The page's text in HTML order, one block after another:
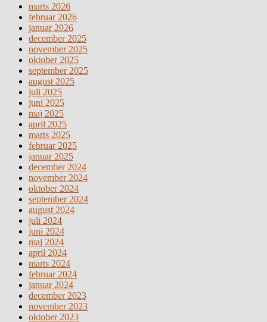
marts 2026
februar 2026
januar 2026
december 2025
november 2025
oktober 2025
september 2025
august 2025
juli 2025
juni 2025
maj 2025
april 2025
marts 2025
februar 2025
januar 2025
december 2024
november 2024
oktober 2024
september 2024
august 2024
juli 2024
juni 2024
maj 2024
april 2024
marts 2024
februar 2024
januar 2024
december 2023
november 2023
oktober 2023